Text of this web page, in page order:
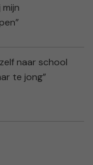
naar school
te jong”